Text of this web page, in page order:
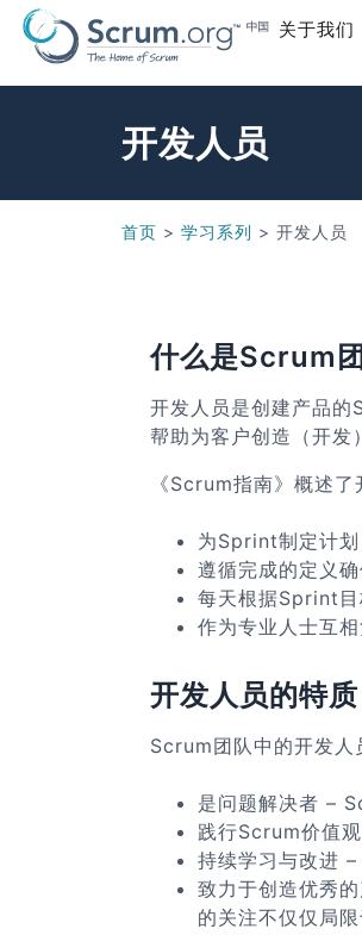
关于我们
开发人员
首页 > 学习系列 > 开发人员
什么是Scrum
开发人员是创建产品的
帮助为客户创造（开发
《Scrum指南》概述了
为Sprint制定计
遵循完成的定义确
每天根据Sprint目
作为专业人士互相
开发人员的特质
Scrum团队中的开发人
是问题解决者 –
践行Scrum价值
持续学习与改进
致力于创造优秀
的关注不仅仅局